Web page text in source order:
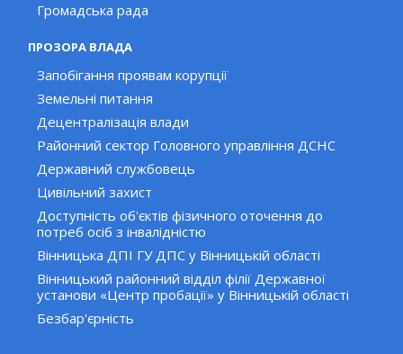
Громадська рада
ПРОЗОРА ВЛАДА
Запобігання проявам корупції
Земельні питання
Децентралізація влади
Районний сектор Головного управління ДСНС
Державний службовець
Цивільний захист
Доступність об'єктів фізичного оточення до
потреб осіб з інвалідністю
Вінницька ДПІ ГУ ДПС у Вінницькій області
Вінницький районний відділ філії Державної
установи «Центр пробації» у Вінницькій області
Безбар'єрність